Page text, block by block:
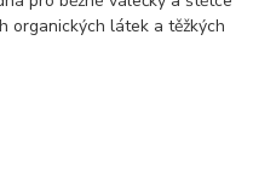
organických látek a těžkých